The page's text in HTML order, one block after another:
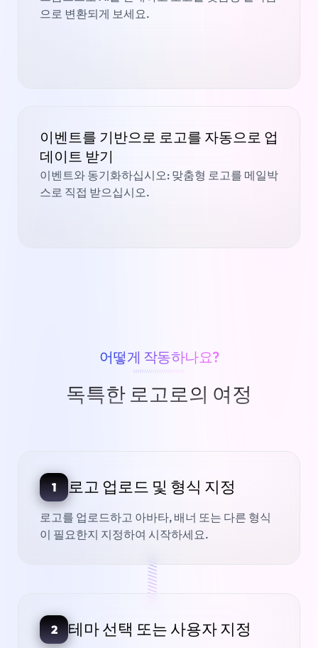
으로 변환되게 보세요.
이벤트를 기반으로 로고를 자동으로 업
데이트 받기
이벤트와 동기화하십시오: 맞춤형 로고를 메일박
스로 직접 받으십시오.
어떻게 작동하나요?
////////////////////////
독특한 로고로의 여정
1 로고 업로드 및 형식 지정
로고를 업로드하고 아바타, 배너 또는 다른 형식
이 필요한지 지정하여 시작하세요.
///////////////
2 테마 선택 또는 사용자 지정